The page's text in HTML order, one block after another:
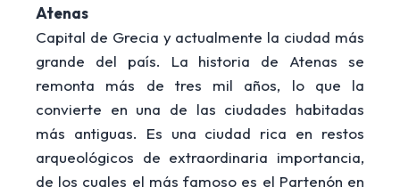
Atenas
Capital de Grecia y actualmente la ciudad más
grande del país. La historia de Atenas se
remonta más de tres mil años, lo que la
convierte en una de las ciudades habitadas
más antiguas. Es una ciudad rica en restos
arqueológicos de extraordinaria importancia,
de los cuales el más famoso es el Partenón en